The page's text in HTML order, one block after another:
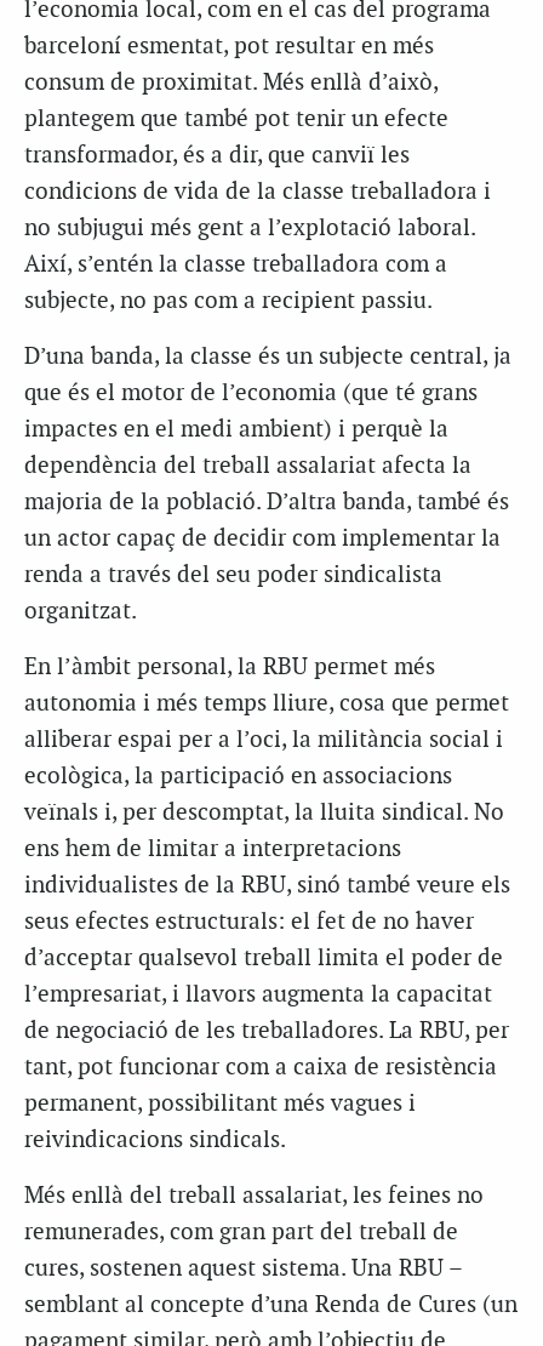
l’economia local, com en el cas del programa
barceloní esmentat, pot resultar en més
consum de proximitat. Més enllà d’això,
plantegem que també pot tenir un efecte
transformador, és a dir, que canviï les
condicions de vida de la classe treballadora i
no subjugui més gent a l’explotació laboral.
Així, s’entén la classe treballadora com a
subjecte, no pas com a recipient passiu.
D’una banda, la classe és un subjecte central, ja
que és el motor de l’economia (que té grans
impactes en el medi ambient) i perquè la
dependència del treball assalariat afecta la
majoria de la població. D’altra banda, també és
un actor capaç de decidir com implementar la
renda a través del seu poder sindicalista
organitzat.
En l’àmbit personal, la RBU permet més
autonomia i més temps lliure, cosa que permet
alliberar espai per a l’oci, la militància social i
ecològica, la participació en associacions
veïnals i, per descomptat, la lluita sindical. No
ens hem de limitar a interpretacions
individualistes de la RBU, sinó també veure els
seus efectes estructurals: el fet de no haver
d’acceptar qualsevol treball limita el poder de
l’empresariat, i llavors augmenta la capacitat
de negociació de les treballadores. La RBU, per
tant, pot funcionar com a caixa de resistència
permanent, possibilitant més vagues i
reivindicacions sindicals.
Més enllà del treball assalariat, les feines no
remunerades, com gran part del treball de
cures, sostenen aquest sistema. Una RBU –
semblant al concepte d’una Renda de Cures (un